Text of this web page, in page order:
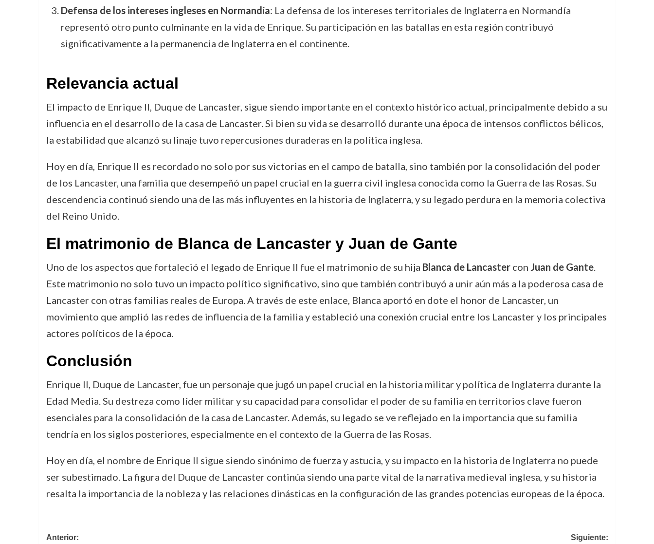
Defensa de los intereses ingleses en Normandía: La defensa de los intereses territoriales de Inglaterra en Normandía
representó otro punto culminante en la vida de Enrique. Su participación en las batallas en esta región contribuyó
significativamente a la permanencia de Inglaterra en el continente.
Relevancia actual
El impacto de Enrique II, Duque de Lancaster, sigue siendo importante en el contexto histórico actual, principalmente debido a su
influencia en el desarrollo de la casa de Lancaster. Si bien su vida se desarrolló durante una época de intensos conflictos bélicos,
la estabilidad que alcanzó su linaje tuvo repercusiones duraderas en la política inglesa.
Hoy en día, Enrique II es recordado no solo por sus victorias en el campo de batalla, sino también por la consolidación del poder
de los Lancaster, una familia que desempeñó un papel crucial en la guerra civil inglesa conocida como la Guerra de las Rosas. Su
descendencia continuó siendo una de las más influyentes en la historia de Inglaterra, y su legado perdura en la memoria colectiva
del Reino Unido.
El matrimonio de Blanca de Lancaster y Juan de Gante
Uno de los aspectos que fortaleció el legado de Enrique II fue el matrimonio de su hija Blanca de Lancastercon Juan de Gante.
Este matrimonio no solo tuvo un impacto político significativo, sino que también contribuyó a unir aún más a la poderosa casa de
Lancaster con otras familias reales de Europa. A través de este enlace, Blanca aportó en dote el honor de Lancaster, un
movimiento que amplió las redes de influencia de la familia y estableció una conexión crucial entre los Lancaster y los principales
actores políticos de la época.
Conclusión
Enrique II, Duque de Lancaster, fue un personaje que jugó un papel crucial en la historia militar y política de Inglaterra durante la
Edad Media. Su destreza como líder militar y su capacidad para consolidar el poder de su familia en territorios clave fueron
esenciales para la consolidación de la casa de Lancaster. Además, su legado se ve reflejado en la importancia que su familia
tendría en los siglos posteriores, especialmente en el contexto de la Guerra de las Rosas.
Hoy en día, el nombre de Enrique II sigue siendo sinónimo de fuerza y astucia, y su impacto en la historia de Inglaterra no puede
ser subestimado. La figura del Duque de Lancaster continúa siendo una parte vital de la narrativa medieval inglesa, y su historia
resalta la importancia de la nobleza y las relaciones dinásticas en la configuración de las grandes potencias europeas de la época.
Navegación
Anterior: Siguiente: